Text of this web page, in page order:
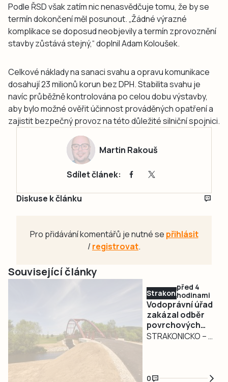
Podle ŘSD však zatím nic nenasvědčuje tomu, že by se
termín dokončení měl posunout. „Žádné výrazné
komplikace se doposud neobjevily a termín zprovoznění
stavby zůstává stejný,“ doplnil Adam Koloušek.
Celkové náklady na sanaci svahu a opravu komunikace
dosahují 23 milionů korun bez DPH. Stabilita svahu je
navíc průběžně kontrolována po celou dobu výstavby,
aby bylo možné ověřit účinnost prováděných opatření a
zajistit bezpečný provoz na této důležité silniční spojnici.
Martin Rakouš
Sdílet článek:
Diskuse k článku
Pro přidávání komentářů je nutné se přihlásit
/registrovat.
Související články
Strakonicko
před 4
hodinami
Vodoprávní úřad
zakázal odběr
povrchových
vod na
STRAKONICKO – V
hydrologické
0